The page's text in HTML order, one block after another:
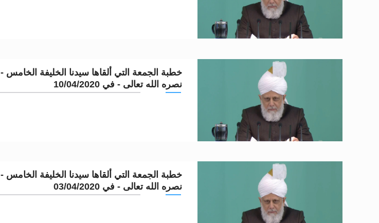
خطبة الجمعة التي ألقاها سيدنا الخليفة الخامس -
نصره الله تعالى - في 10/04/2020
خطبة الجمعة التي ألقاها سيدنا الخليفة الخامس -
نصره الله تعالى - في 03/04/2020